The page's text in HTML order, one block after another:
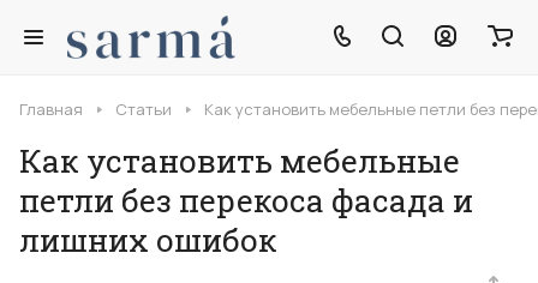
Главная Статьи Как установить мебельные петли без
Как установить мебельные
петли без перекоса фасада и
лишних ошибок